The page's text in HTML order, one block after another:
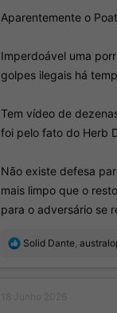
próximo oponente
Aparentemente o
Imperdoável uma
golpes ilegais há
Tem vídeo de
foi pelo fato do Herb
Não existe defesa
mais limpo que o
para o adversário se
R
Solid Dante